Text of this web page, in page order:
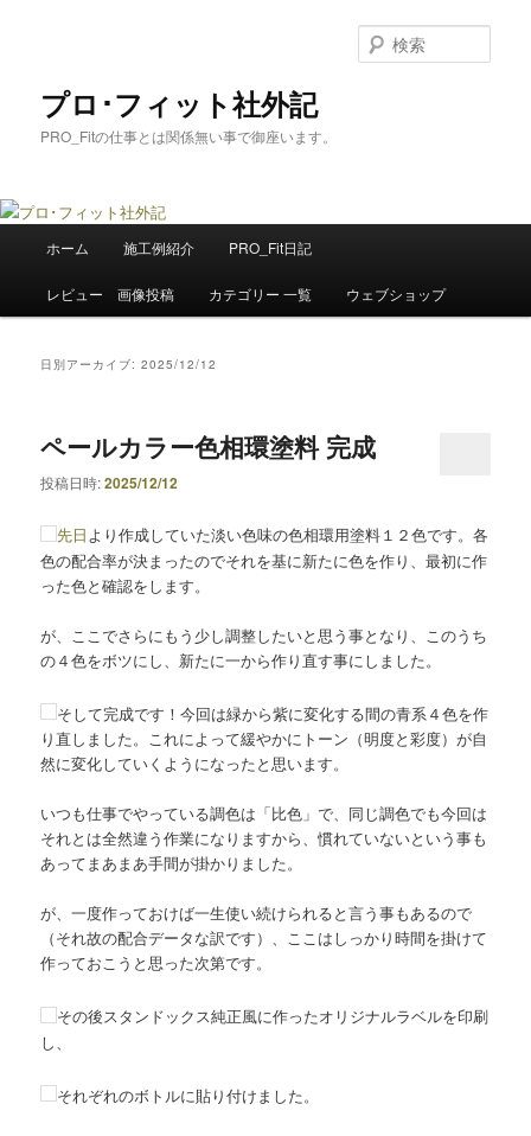
へ
移
プロ･フィット社外記
PRO_Fitの仕事とは関係無い事で御座います。
索
メ
ホーム 施工例紹介 PRO_Fit日記
レビュー 画像投稿 カテゴリー 一覧 ウェブショップ
日別アーカイブ:2025/12/12
ペールカラー色相環塗料 完成
投稿日時:2025/12/12
先日より作成していた淡い色味の色相環用塗料１２色です。各
色の配合率が決まったのでそれを基に新たに色を作り、最初に作
った色と確認をします。
が、ここでさらにもう少し調整したいと思う事となり、このうち
の４色をボツにし、新たに一から作り直す事にしました。
そして完成です！今回は緑から紫に変化する間の青系４色を作
り直しました。これによって緩やかにトーン（明度と彩度）が自
然に変化していくようになったと思います。
いつも仕事でやっている調色は「比色」で、同じ調色でも今回は
それとは全然違う作業になりますから、慣れていないという事も
あってまあまあ手間が掛かりました。
が、一度作っておけば一生使い続けられると言う事もあるので
（それ故の配合データな訳です）、ここはしっかり時間を掛けて
作っておこうと思った次第です。
その後スタンドックス純正風に作ったオリジナルラベルを印刷
し、
それぞれのボトルに貼り付けました。